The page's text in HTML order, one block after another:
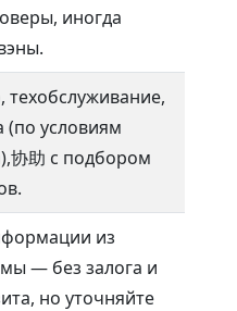
иногда
техобслуживание,
(по условиям
协助 с подбором
из
— без залога и
но уточняйте